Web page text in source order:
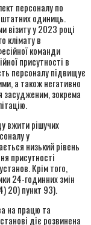
персоналу по
одиниць.
візиту у 2023 році
клімату в
команди
присутності в
персоналу підвищує
а також негативно
засудженим, зокрема
вжити рішучих
у
низький рівень
присутності
Крім того,
24-годинних змін
20) пункт 93).
на працю та
діє розвинена